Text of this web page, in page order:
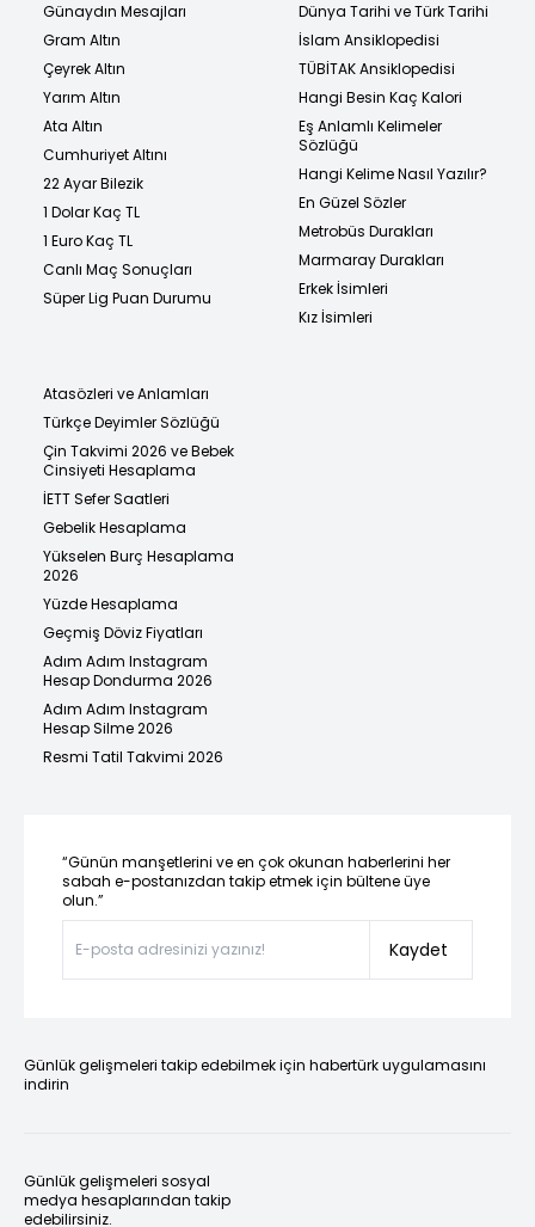
Günaydın Mesajları
Gram Altın
Çeyrek Altın
Yarım Altın
Ata Altın
Cumhuriyet Altını
22 Ayar Bilezik
1 Dolar Kaç TL
1 Euro Kaç TL
Canlı Maç Sonuçları
Süper Lig Puan Durumu
Dünya Tarihi ve Türk Tarihi
İslam Ansiklopedisi
TÜBİTAK Ansiklopedisi
Hangi Besin Kaç Kalori
Eş Anlamlı Kelimeler
Sözlüğü
Hangi Kelime Nasıl Yazılır?
En Güzel Sözler
Metrobüs Durakları
Marmaray Durakları
Erkek İsimleri
Kız İsimleri
Atasözleri ve Anlamları
Türkçe Deyimler Sözlüğü
Çin Takvimi 2026 ve Bebek
Cinsiyeti Hesaplama
İETT Sefer Saatleri
Gebelik Hesaplama
Yükselen Burç Hesaplama
2026
Yüzde Hesaplama
Geçmiş Döviz Fiyatları
Adım Adım Instagram
Hesap Dondurma 2026
Adım Adım Instagram
Hesap Silme 2026
Resmi Tatil Takvimi 2026
“Günün manşetlerini ve en çok okunan haberlerini her
sabah e-postanızdan takip etmek için bültene üye
olun.”
Kaydet
Günlük gelişmeleri takip edebilmek için habertürk uygulamasını
indirin
Günlük gelişmeleri sosyal
medya hesaplarından takip
edebilirsiniz.